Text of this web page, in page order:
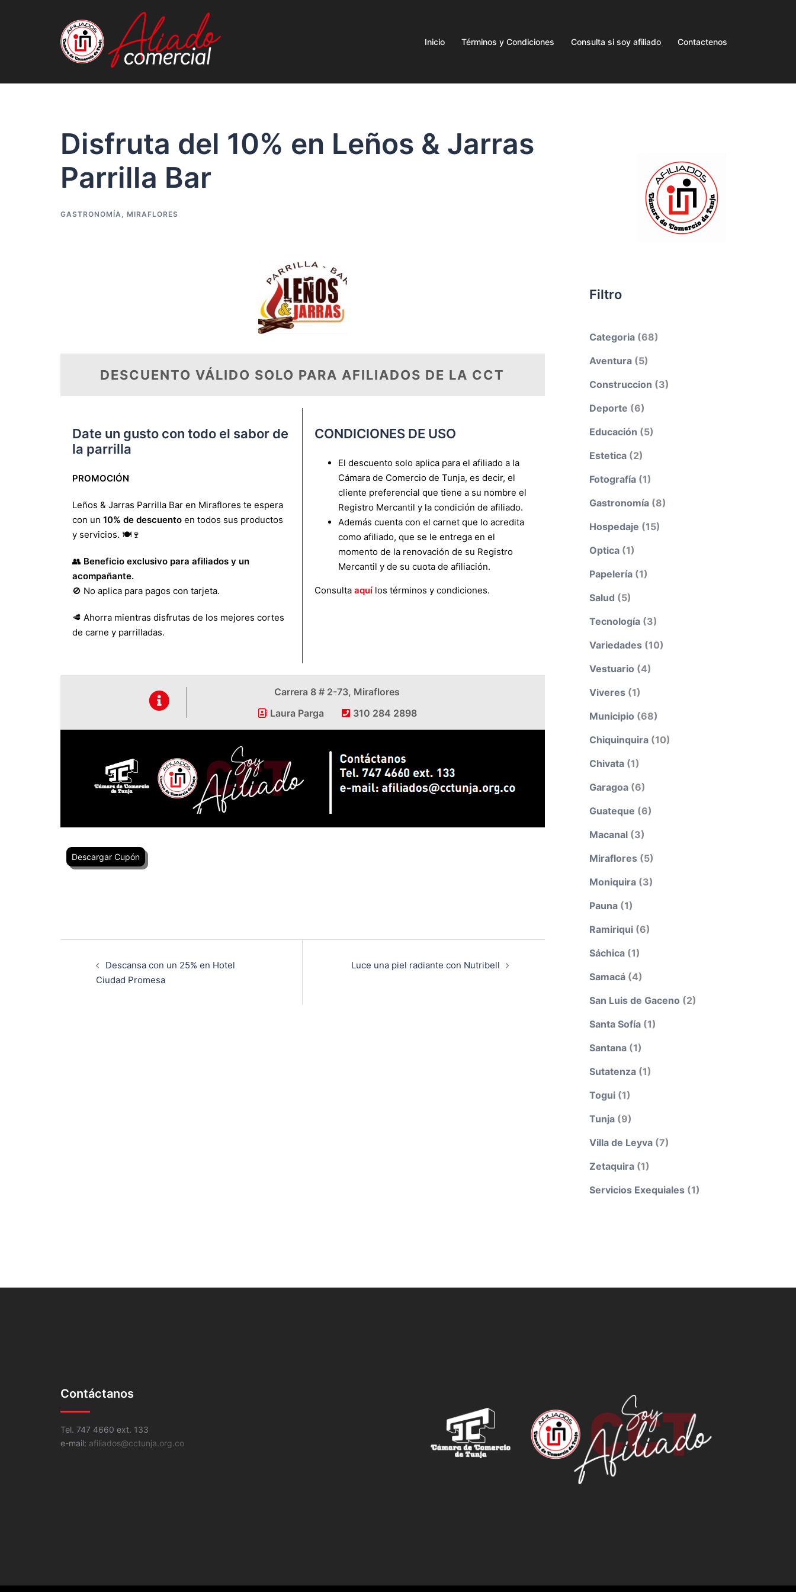
Inicio Términos y Condiciones Consulta si soy afiliado Contactenos
Disfruta del 10% en Leños & Jarras
Parrilla Bar
GASTRONOMÍA, MIRAFLORES
DESCUENTO VÁLIDO SOLO PARA AFILIADOS DE LA CCT
Date un gusto con todo el sabor de
la parrilla
PROMOCIÓN
Leños & Jarras Parrilla Bar en Miraflores te espera
con un 10% de descuento en todos sus productos
y servicios. 🍽️🍷
👥 Beneficio exclusivo para afiliados y un
acompañante.
🚫 No aplica para pagos con tarjeta.
🥩 Ahorra mientras disfrutas de los mejores cortes
de carne y parrilladas.
CONDICIONES DE USO
El descuento solo aplica para el afiliado a la
Cámara de Comercio de Tunja, es decir, el
cliente preferencial que tiene a su nombre el
Registro Mercantil y la condición de afiliado.
Además cuenta con el carnet que lo acredita
como afiliado, que se le entrega en el
momento de la renovación de su Registro
Mercantil y de su cuota de afiliación.
Consulta aquílos términos y condiciones.
Carrera 8 # 2-73, Miraflores
Laura Parga
310 284 2898
Descargar Cupón
Descansa con un 25% en Hotel
Ciudad Promesa
Luce una piel radiante con Nutribell
Filtro
Categoria(68)
Aventura(5)
Construccion (3)
Deporte (6)
Educación (5)
Estetica(2)
Fotografía(1)
Gastronomía(8)
Hospedaje (15)
Optica(1)
Papelería(1)
Salud (5)
Tecnología(3)
Variedades(10)
Vestuario (4)
Viveres(1)
Municipio (68)
Chiquinquira(10)
Chivata(1)
Garagoa(6)
Guateque (6)
Macanal(3)
Miraflores(5)
Moniquira(3)
Pauna(1)
Ramiriqui(6)
Sáchica(1)
Samacá(4)
San Luis de Gaceno (2)
Santa Sofía(1)
Santana(1)
Sutatenza(1)
Togui(1)
Tunja(9)
Villa de Leyva(7)
Zetaquira(1)
Servicios Exequiales(1)
Contáctanos
Tel. 747 4660 ext. 133
e-mail: afiliados@cctunja.org.co